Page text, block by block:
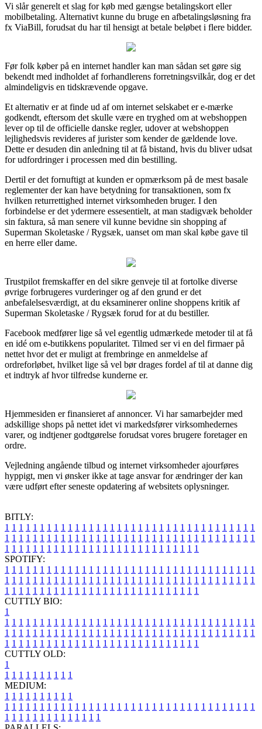
Vi slår generelt et slag for køb med gængse betalingskort eller
mobilbetaling. Alternativt kunne du bruge en afbetalingsløsning fra
fx ViaBill, forudsat du har til hensigt at betale beløbet i flere bidder.
Før folk køber på en internet handler kan man sådan set gøre sig
bekendt med indholdet af forhandlerens forretningsvilkår, dog er det
almindeligvis en tidskrævende opgave.
Et alternativ er at finde ud af om internet selskabet er e-mærke
godkendt, eftersom det skulle være en tryghed om at webshoppen
lever op til de officielle danske regler, udover at webshoppen
lejlighedsvis revideres af jurister som kender de gældende love.
Dette er desuden din anledning til at få bistand, hvis du bliver udsat
for udfordringer i processen med din bestilling.
Dertil er det fornuftigt at kunden er opmærksom på de mest basale
reglementer der kan have betydning for transaktionen, som fx
hvilken returrettighed internet virksomheden bruger. I den
forbindelse er det ydermere essesentielt, at man stadigvæk beholder
sin faktura, så man senere vil kunne bevidne sin shopping af
Superman Skoletaske / Rygsæk, uanset om man skal købe gave til
en herre eller dame.
Trustpilot fremskaffer en del sikre genveje til at fortolke diverse
øvrige forbrugeres vurderinger og af den grund er det
anbefalelsesværdigt, at du eksaminerer online shoppens kritik af
Superman Skoletaske / Rygsæk forud for at du bestiller.
Facebook medfører lige så vel egentlig udmærkede metoder til at få
en idé om e-butikkens popularitet. Tilmed ser vi en del firmaer på
nettet hvor det er muligt at frembringe en anmeldelse af
ordreforløbet, hvilket lige så vel bør drages fordel af til at danne dig
et indtryk af hvor tilfredse kunderne er.
Hjemmesiden er finansieret af annoncer. Vi har samarbejder med
adskillige shops på nettet idet vi markedsfører virksomhedernes
varer, og indtjener godtgørelse forudsat vores brugere foretager en
ordre.
Vejledning angående tilbud og internet virksomheder ajourføres
hyppigt, men vi ønsker ikke at tage ansvar for ændringer der kan
være udført efter seneste opdatering af websitets oplysninger.
BITLY:
1 1 1 1 1 1 1 1 1 1 1 1 1 1 1 1 1 1 1 1 1 1 1 1 1 1 1 1 1 1 1 1 1 1 1 1
1 1 1 1 1 1 1 1 1 1 1 1 1 1 1 1 1 1 1 1 1 1 1 1 1 1 1 1 1 1 1 1 1 1 1 1
1 1 1 1 1 1 1 1 1 1 1 1 1 1 1 1 1 1 1 1 1 1 1 1 1 1 1 1
SPOTIFY:
1 1 1 1 1 1 1 1 1 1 1 1 1 1 1 1 1 1 1 1 1 1 1 1 1 1 1 1 1 1 1 1 1 1 1 1
1 1 1 1 1 1 1 1 1 1 1 1 1 1 1 1 1 1 1 1 1 1 1 1 1 1 1 1 1 1 1 1 1 1 1 1
1 1 1 1 1 1 1 1 1 1 1 1 1 1 1 1 1 1 1 1 1 1 1 1 1 1 1 1
CUTTLY BIO:
1
1 1 1 1 1 1 1 1 1 1 1 1 1 1 1 1 1 1 1 1 1 1 1 1 1 1 1 1 1 1 1 1 1 1 1 1
1 1 1 1 1 1 1 1 1 1 1 1 1 1 1 1 1 1 1 1 1 1 1 1 1 1 1 1 1 1 1 1 1 1 1 1
1 1 1 1 1 1 1 1 1 1 1 1 1 1 1 1 1 1 1 1 1 1 1 1 1 1 1 1
CUTTLY OLD:
1
1 1 1 1 1 1 1 1 1 1
MEDIUM:
1 1 1 1 1 1 1 1 1 1
1 1 1 1 1 1 1 1 1 1 1 1 1 1 1 1 1 1 1 1 1 1 1 1 1 1 1 1 1 1 1 1 1 1 1 1
1 1 1 1 1 1 1 1 1 1 1 1 1 1